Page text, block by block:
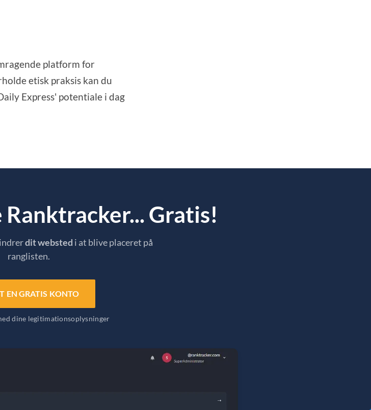
platform for
etisk praksis kan du
Express' potentiale i dag
Gratis!
dit websted i at blive placeret på
ranglisten.
EN GRATIS KONTO
dine legitimationsoplysninger